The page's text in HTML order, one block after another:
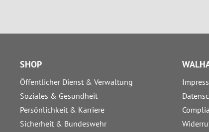
SHOP
Öffentlicher Dienst & Verwaltung
Soziales & Gesundheit
Persönlichkeit & Karriere
Sicherheit & Bundeswehr